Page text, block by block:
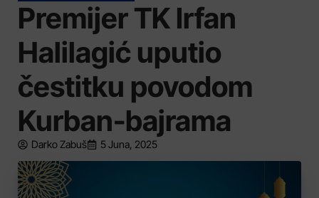
Premijer TK Irfan
Halilagić uputio
čestitku povodom
Kurban-bajrama
Darko Zabuš 5 Juna, 2025